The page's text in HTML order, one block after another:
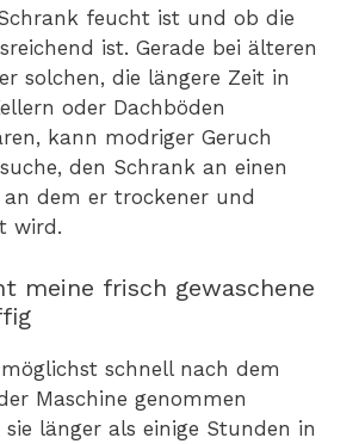
feucht ist und ob die
ist. Gerade bei älteren
solchen, die längere Zeit in
oder Dachböden
kann modriger Geruch
den Schrank an einen
dem er trockener und
wird.
meine frisch gewaschene
schnell nach dem
Maschine genommen
sie länger als einige Stunden in